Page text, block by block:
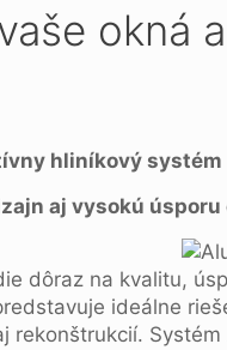
okná
hliníkový systém
aj vysokú úsporu
dôraz na kvalitu,
ideálne
rekonštrukcií. Systém